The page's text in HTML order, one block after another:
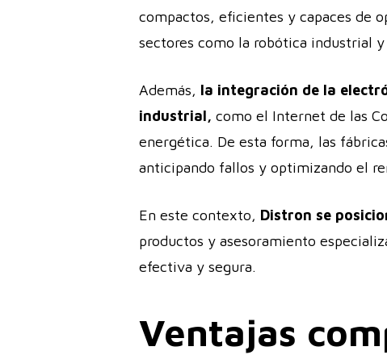
compactos, eficientes y capaces de
sectores como la robótica industrial
Además, la integración de la
industrial, como el Internet de las
energética. De esta forma, las
anticipando fallos y optimizando el
En este contexto, Distron se
productos y asesoramiento
efectiva y segura.
Ventajas